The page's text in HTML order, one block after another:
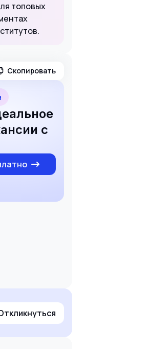
топовых
Скопировать
с